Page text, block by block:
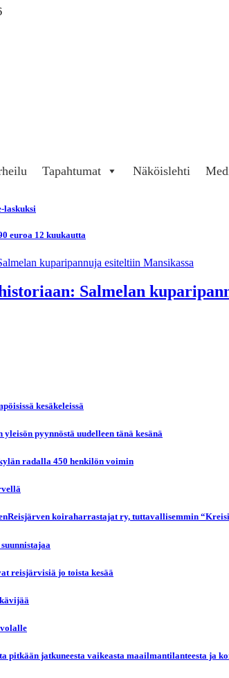
Tapahtumat Näköislehti
laskuksi
euroa 12 kuukautta
Salmelan
kesäkeleissä
pyynnöstä uudelleen tänä kesänä
radalla 450 henkilön voimin
koiraharrastajat ry, tuttavallisemmin
reisjärvisiä jo toista kesää
pitkään jatkuneesta vaikeasta maailmantilanteesta ja